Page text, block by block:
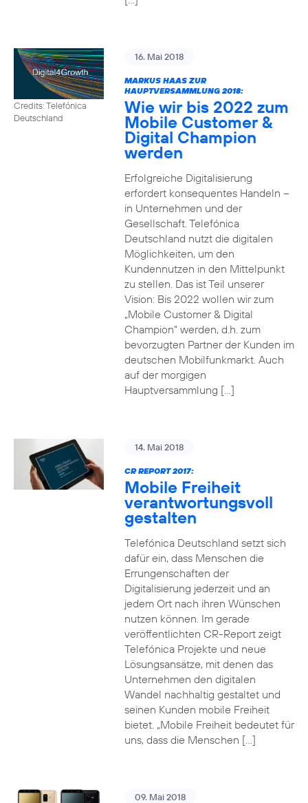
Credits: Telefónica
Deutschland
16. Mai 2018
MARKUS HAAS ZUR
HAUPTVERSAMMLUNG 2018:
Wie wir bis 2022 zum
Mobile Customer &
Digital Champion
werden
Erfolgreiche Digitalisierung
erfordert konsequentes Handeln –
in Unternehmen und der
Gesellschaft. Telefónica
Deutschland nutzt die digitalen
Möglichkeiten, um den
Kundennutzen in den Mittelpunkt
zu stellen. Das ist Teil unserer
Vision: Bis 2022 wollen wir zum
„Mobile Customer & Digital
Champion“ werden, d.h. zum
bevorzugten Partner der Kunden im
deutschen Mobilfunkmarkt. Auch
auf der morgigen
Hauptversammlung […]
14. Mai 2018
CR REPORT 2017:
Mobile Freiheit
verantwortungsvoll
gestalten
Telefónica Deutschland setzt sich
dafür ein, dass Menschen die
Errungenschaften der
Digitalisierung jederzeit und an
jedem Ort nach ihren Wünschen
nutzen können. Im gerade
veröffentlichten CR-Report zeigt
Telefónica Projekte und neue
Lösungsansätze, mit denen das
Unternehmen den digitalen
Wandel nachhaltig gestaltet und
seinen Kunden mobile Freiheit
bietet. „Mobile Freiheit bedeutet für
uns, dass die Menschen […]
09. Mai 2018